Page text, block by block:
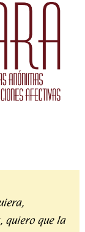
quiero que la